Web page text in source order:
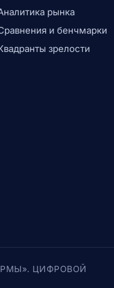
рынка
и бенчмарки
зрелости
ЦИФРОВОЙ